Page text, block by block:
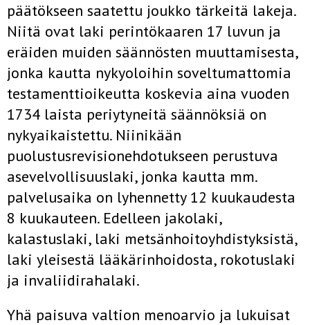
päätökseen saatettu joukko tärkeitä lakeja.
Niitä ovat laki perintökaaren 17 luvun ja
eräiden muiden säännösten muuttamisesta,
jonka kautta nykyoloihin soveltumattomia
testamenttioikeutta koskevia aina vuoden
1734 laista periytyneitä säännöksiä on
nykyaikaistettu. Niinikään
puolustusrevisionehdotukseen perustuva
asevelvollisuuslaki, jonka kautta mm.
palvelusaika on lyhennetty 12 kuukaudesta
8 kuukauteen. Edelleen jakolaki,
kalastuslaki, laki metsänhoitoyhdistyksistä,
laki yleisestä lääkärinhoidosta, rokotuslaki
ja invaliidirahalaki.
Yhä paisuva valtion menoarvio ja lukuisat